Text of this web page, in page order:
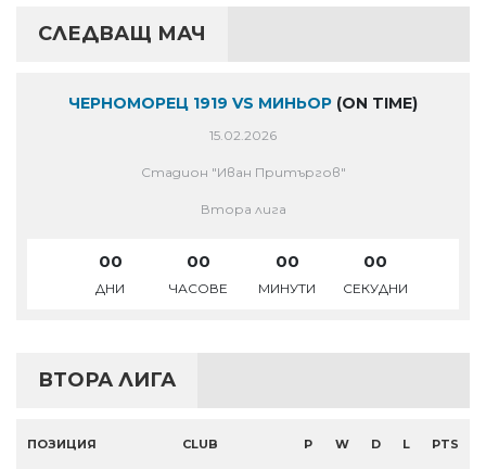
СЛЕДВАЩ МАЧ
ЧЕРНОМОРЕЦ 1919 VS МИНЬОР (ON TIME)
15.02.2026
Стадион "Иван Притъргов"
Втора лига
00
ДНИ
00
ЧАСОВЕ
00
МИНУТИ
00
СЕКУДНИ
ВТОРА ЛИГА
ПОЗИЦИЯ CLUB P W D L PTS